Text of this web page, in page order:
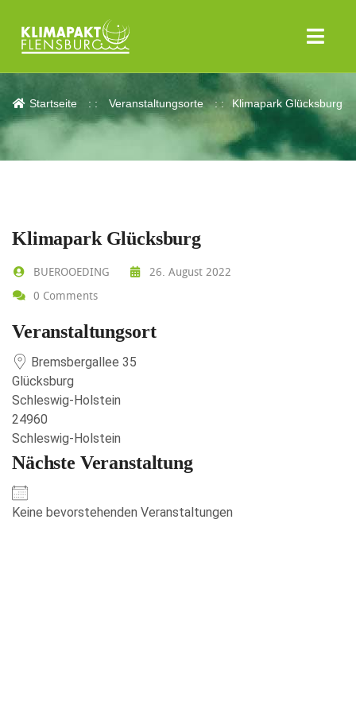
Klimapark Glücksburg
Startseite Veranstaltungsorte Klimapark Glücksburg
Klimapark Glücksburg
BUEROOEDING
26. August 2022
0 Comments
Veranstaltungsort
Bremsbergallee 35
Glücksburg
Schleswig-Holstein
24960
Schleswig-Holstein
Nächste Veranstaltung
Keine bevorstehenden Veranstaltungen